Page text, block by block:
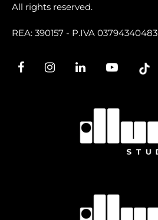
All rights reserved.
REA: 390157 - P.IVA 03794340483